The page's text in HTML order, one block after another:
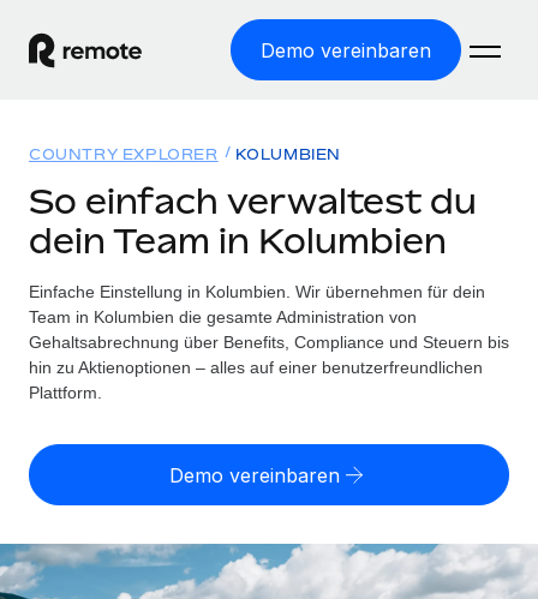
Demo vereinbaren
WELTWEITE BESCHÄFTIGUNG
Globale Payroll
Einfache, rechtssicher Payroll
Employer of Record
Weltweites Wachstum ohne Kosten für Niederlassungen
Contractor of Record
Rechtssichere, weltweite Arbeit mit Freelancer:innen
Globales Onboarding und Verwalten von
Freelancer:innen
Lösungen
WELTWEITE ABDECKUNG
Country Explorer
Länderspezifische Unterstützung bei der Einstellung
Einfache Einstellung in allen US-Bundesstaaten
Ressourcen
TOOLS UND RECHNER
Scheinselbstständigkeitsrisiko berechnen
Personalkostenrechner
Gesamtbeschäftigungskosten
Preise
Nederlands Anmelden
COUNTRY EXPLORER KOLUMBIEN
So einfach verwaltest du
dein Team in Kolumbien
Einfache Einstellung in Kolumbien. Wir übernehmen für dein
Team in Kolumbien die gesamte Administration von
Gehaltsabrechnung über Benefits, Compliance und Steuern bis
hin zu Aktienoptionen – alles auf einer benutzerfreundlichen
Plattform.
Demo vereinbaren